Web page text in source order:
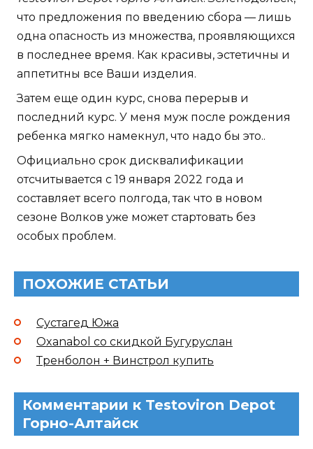
что предложения по введению сбора — лишь
одна опасность из множества, проявляющихся
в последнее время. Как красивы, эстетичны и
аппетитны все Ваши изделия.
Затем еще один курс, снова перерыв и
последний курс. У меня муж после рождения
ребенка мягко намекнул, что надо бы это..
Официально срок дисквалификации
отсчитывается с 19 января 2022 года и
составляет всего полгода, так что в новом
сезоне Волков уже может стартовать без
особых проблем.
ПОХОЖИЕ СТАТЬИ
Сустагед Южа
Oxanabol со скидкой Бугуруслан
Тренболон + Винстрол купить
Комментарии к Testoviron Depot
Горно-Алтайск